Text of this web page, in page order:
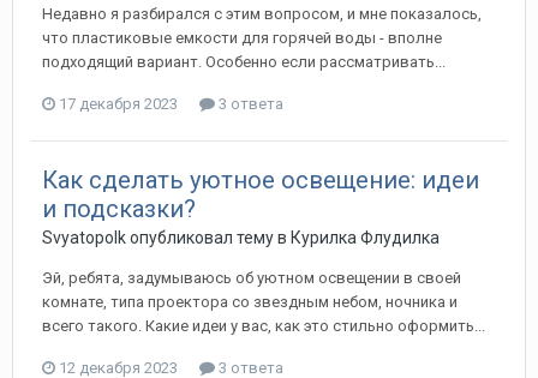
Недавно я разбирался с этим вопросом, и мне показалось,
что пластиковые емкости для горячей воды - вполне
подходящий вариант. Особенно если рассматривать...
17 декабря 2023 3 ответа
Как сделать уютное освещение: идеи
и подсказки?
Svyatopolkопубликовал тему в Курилка Флудилка
Эй, ребята, задумываюсь об уютном освещении в своей
комнате, типа проектора со звездным небом, ночника и
всего такого. Какие идеи у вас, как это стильно оформить...
12 декабря 2023 3 ответа